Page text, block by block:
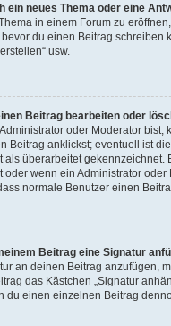
ein neues Thema oder eine
in einem Forum zu
du einen Beitrag schreiben
usw.
Beitrag bearbeiten oder
oder Moderator
Beitrag anklickst; eventuell ist
als überarbeitet
oder wenn ein Administrator
normale Benutzer einen
Beitrag eine Signatur
an deinen Beitrag anzufügen,
das Kästchen „Signatur
du einen einzelnen Beitrag